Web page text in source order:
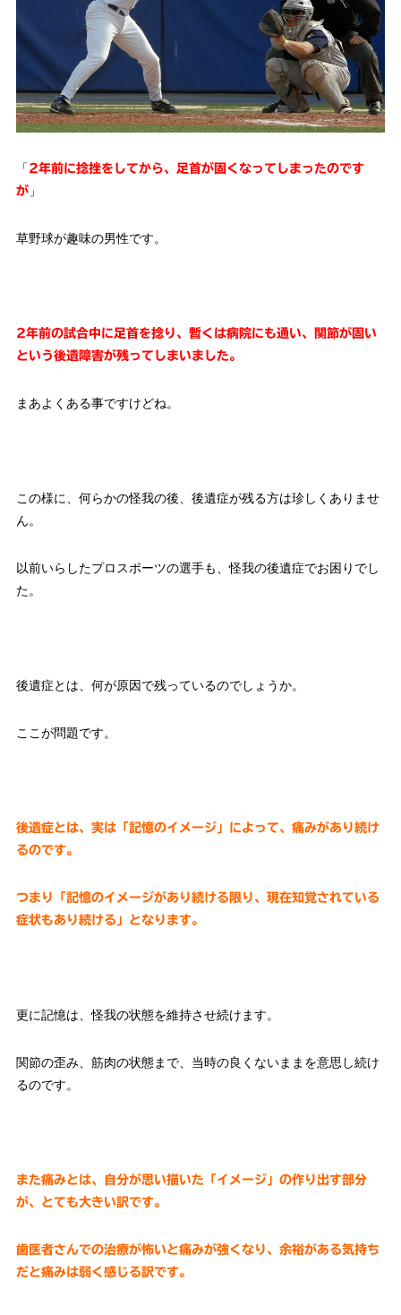
「 2年前に捻挫をしてから、足首が固くなってしまったのです
が」
草野球が趣味の男性です。
2年前の試合中に足首を捻り、暫くは病院にも通い、関節が固い
という後遺障害が残ってしまいました。
まあよくある事ですけどね。
この様に、何らかの怪我の後、後遺症が残る方は珍しくありませ
ん。
以前いらしたプロスポーツの選手も、怪我の後遺症でお困りでし
た。
後遺症とは、何が原因で残っているのでしょうか。
ここが問題です。
後遺症とは、実は「記憶のイメージ」によって、痛みがあり続け
るのです。
つまり「記憶のイメージがあり続ける限り、現在知覚されている
症状もあり続ける」となります。
更に記憶は、怪我の状態を維持させ続けます。
関節の歪み、筋肉の状態まで、当時の良くないままを意思し続け
るのです。
また痛みとは、自分が思い描いた「イメージ」の作り出す部分
が、とても大きい訳です。
歯医者さんでの治療が怖いと痛みが強くなり、余裕がある気持ち
だと痛みは弱く感じる訳です。